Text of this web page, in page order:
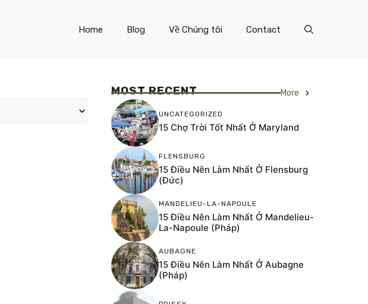
Home Blog Về Chúng tôi Contact
MOST RECENT More
UNCATEGORIZED
15 Chợ Trời Tốt Nhất Ở Maryland
FLENSBURG
15 Điều Nên Làm Nhất Ở Flensburg
(Đức)
MANDELIEU-LA-NAPOULE
15 Điều Nên Làm Nhất Ở Mandelieu-
La-Napoule (Pháp)
AUBAGNE
15 Điều Nên Làm Nhất Ở Aubagne
(Pháp)